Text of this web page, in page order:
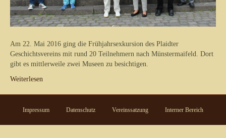
Am 22. Mai 2016 ging die Frühjahrsexkursion des Plaidter
Geschichtsvereins mit rund 20 Teilnehmern nach Münstermaifeld. Dort
gibt es mittlerweile zwei Museen zu besichtigen.
Weiterlesen
Impressum Datenschutz Vereinssatzung Interner Bereich